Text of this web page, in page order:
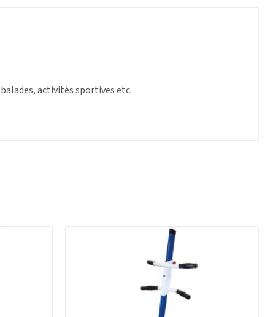
activités sportives etc.